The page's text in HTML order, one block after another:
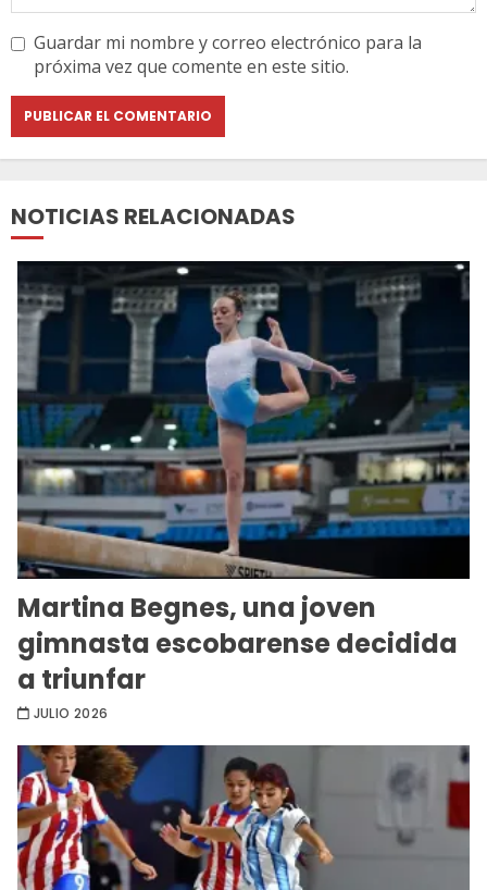
Guardar mi nombre y correo electrónico para la
próxima vez que comente en este sitio.
NOTICIAS RELACIONADAS
Martina Begnes, una joven
gimnasta escobarense decidida
a triunfar
JULIO 2026